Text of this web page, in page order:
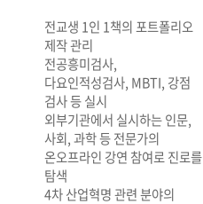
전교생 1인 1책의 포트폴리오
제작 관리
전공흥미검사,
다요인적성검사, MBTI, 강점
검사 등 실시
외부기관에서 실시하는 인문,
사회, 과학 등 전문가의
온오프라인 강연 참여로 진로를
탐색
4차 산업혁명 관련 분야의